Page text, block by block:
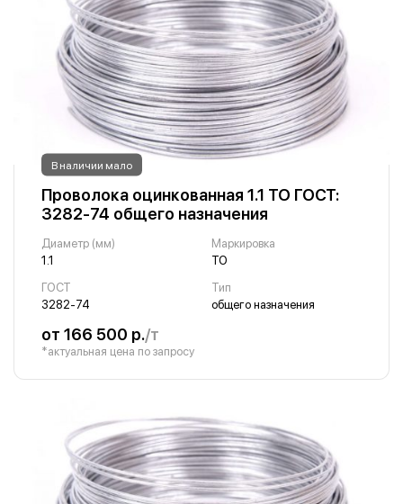
В наличии мало
Проволока оцинкованная 1.1 ТО ГОСТ:
3282-74 общего назначения
Диаметр (мм)
1.1
Маркировка
ТО
ГОСТ
3282-74
Тип
общего назначения
от 166 500 р./т
*актуальная цена по запросу